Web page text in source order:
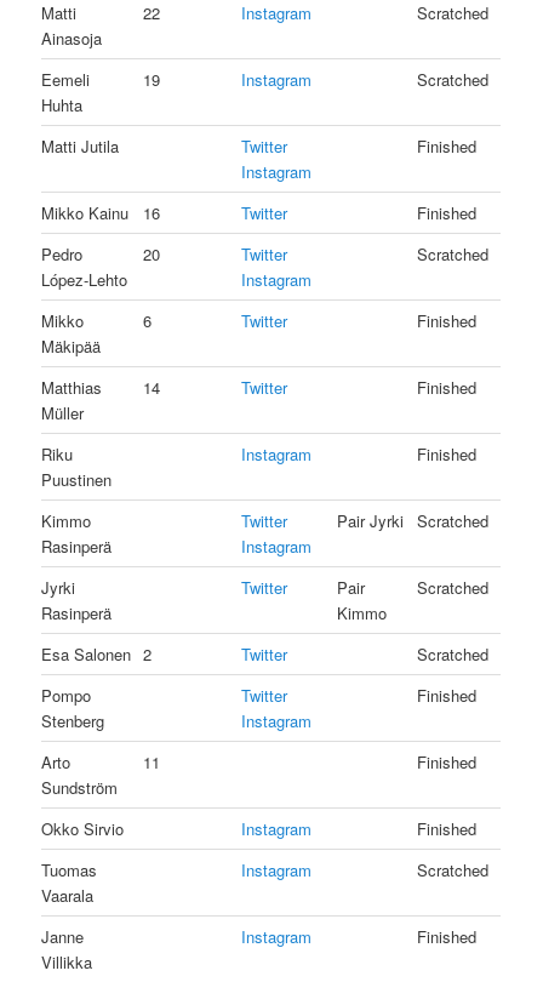
Matti
Ainasoja
22 Instagram Scratched
Eemeli
Huhta
19 Instagram Scratched
Matti Jutila
Twitter
Instagram
Finished
Mikko Kainu 16 Twitter
Finished
Pedro
López-Lehto
20
Twitter
Instagram
Scratched
Mikko
Mäkipää
6 Twitter Finished
Matthias
Müller
14 Twitter Finished
Riku
Puustinen
Instagram Finished
Kimmo
Rasinperä
Twitter
Instagram
Pair Jyrki Scratched
Jyrki
Rasinperä
Twitter
Pair
Kimmo
Scratched
Esa Salonen 2 Twitter
Scratched
Pompo
Stenberg
Twitter
Instagram
Finished
Arto
Sundström
11 Finished
Okko Sirvio Instagram
Finished
Tuomas
Vaarala
Instagram Scratched
Janne
Villikka
Instagram Finished